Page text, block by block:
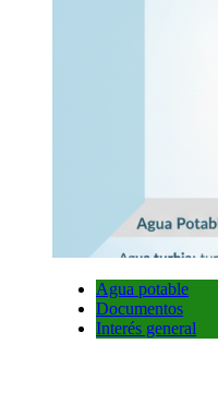
Agua potable
Documentos
Interés general